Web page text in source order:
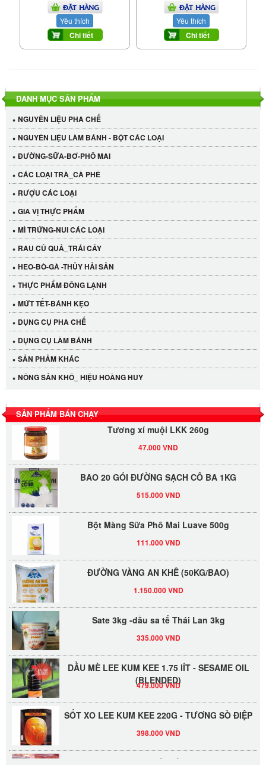
ĐẶT HÀNG
Yêu thích
Chi tiết
ĐẶT HÀNG
Yêu thích
Chi tiết
DANH MỤC SẢN PHẨM
NGUYÊN LIỆU PHA CHẾ
NGUYÊN LIỆU LÀM BÁNH - BỘT CÁC LOẠI
ĐƯỜNG-SỮA-BƠ-PHÔ MAI
CÁC LOẠI TRÀ_CÀ PHÊ
RƯỢU CÁC LOẠI
GIA VỊ THỰC PHẨM
MÌ TRỨNG-NUI CÁC LOẠI
RAU CỦ QUẢ_TRÁI CÂY
HEO-BÒ-GÀ -THỦY HẢI SẢN
THỰC PHẨM ĐÔNG LẠNH
MỨT TẾT-BÁNH KẸO
DỤNG CỤ PHA CHẾ
DỤNG CỤ LÀM BÁNH
SẢN PHẢM KHÁC
NÔNG SẢN KHÔ_ HIỆU HOÀNG HUY
SẢN PHẨM BÁN CHẠY
Cần Tây Đà Lạt
LỐC 12 HỦ Tương xí muội LKK 260g
Tương xí muội LKK 260g
BAO 20 GÓI ĐƯỜNG SẠCH CÔ BA 1KG
Bột Màng Sữa Phô Mai Luave 500g
ĐƯỜNG VÀNG AN KHÊ (50KG/BAO)
Sate 3kg -dầu sa tế Thái Lan 3kg
DẦU MÈ LEE KUM KEE 1.75 lÍT - SESAME OIL
(BLENDED)
479.000 VND
SỐT XO LEE KUM KEE 220G - TƯƠNG SÒ ĐIỆP
Đường Thốt Nốt 1kg